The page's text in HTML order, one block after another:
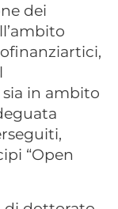
dei
in ambito
“Open